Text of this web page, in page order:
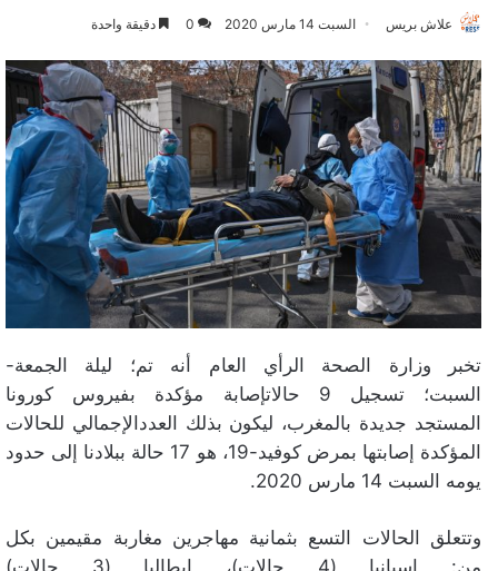
علاش بريس السبت 14 مارس 2020 0 دقيقة واحدة
تخبر وزارة الصحة الرأي العام أنه تم؛ ليلة الجمعة-
السبت؛ تسجيل 9 حالاتإصابة مؤكدة بفيروس كورونا
المستجد جديدة بالمغرب، ليكون بذلك العددالإجمالي للحالات
المؤكدة إصابتها بمرض كوفيد-19، هو 17 حالة ببلادنا إلى حدود
يومه السبت 14 مارس 2020.
وتتعلق الحالات التسع بثمانية مهاجرين مغاربة مقيمين بكل